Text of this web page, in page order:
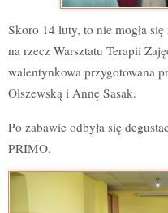
Skoro 14 luty, to nie mogła
na rzecz Warsztatu Terapii
walentynkowa przygotowana
Olszewską i Annę Sasak.
Po zabawie odbyła się
PRIMO.